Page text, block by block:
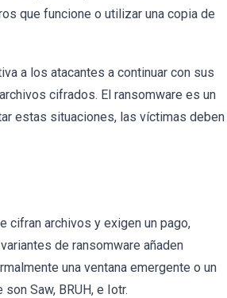
que funcione o utilizar una copia de
a los atacantes a continuar con sus
cifrados. El ransomware es un
estas situaciones, las víctimas deben
cifran archivos y exigen un pago,
de ransomware añaden
una ventana emergente o un
Saw, BRUH, e Iotr.